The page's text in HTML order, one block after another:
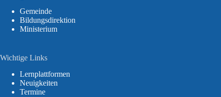
Gemeinde
Bildungsdirektion
Ministerium
Wichtige Links
Lernplattformen
Neuigkeiten
Termine